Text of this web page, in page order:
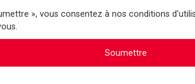
», vous consentez à nos conditions